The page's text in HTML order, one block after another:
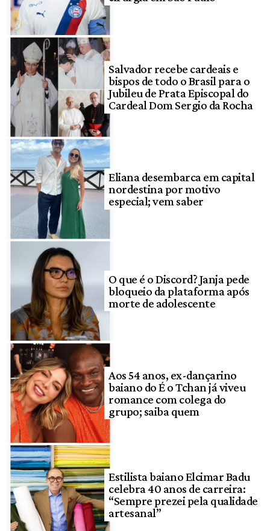
Salvador recebe cardeais e
bispos de todo o Brasil para o
Jubileu de Prata Episcopal do
Cardeal Dom Sergio da Rocha
Eliana desembarca em capital
nordestina por motivo
especial; vem saber
O que é o Discord? Janja pede
bloqueio da plataforma após
morte de adolescente
Aos 54 anos, ex-dançarino
baiano do É o Tchan já viveu
romance com colega do
grupo; saiba quem
Estilista baiano Elcimar Badu
celebra 40 anos de carreira:
“Sempre prezei pela qualidade
artesanal”